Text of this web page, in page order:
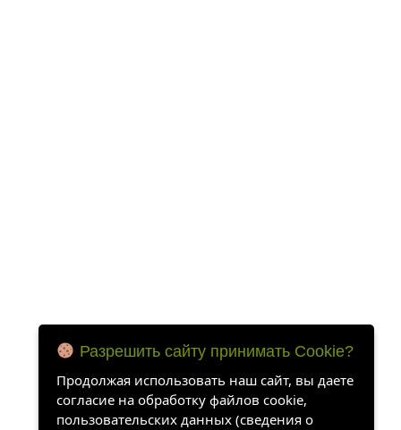
Разрешить сайту принимать Cookie?
Продолжая использовать наш сайт, вы даете
согласие на обработку файлов cookie,
пользовательских данных (сведения о